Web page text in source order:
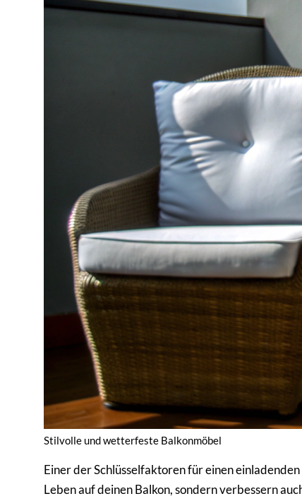
Stilvolle und wetterfeste Balkonmöbel
Einer der Schlüsselfaktoren für einen
Leben auf deinen Balkon, sondern verbessern